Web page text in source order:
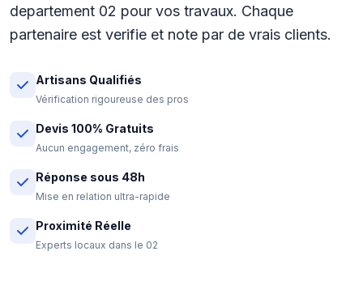
departement 02 pour vos travaux. Chaque
partenaire est verifie et note par de vrais clients.
Artisans Qualifiés
Vérification rigoureuse des pros
Devis 100% Gratuits
Aucun engagement, zéro frais
Réponse sous 48h
Mise en relation ultra-rapide
Proximité Réelle
Experts locaux dans le 02